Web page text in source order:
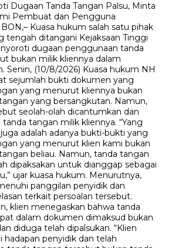
Dugaan Tanda Tangan Palsu, Minta
Pembuat dan Pengguna
Kuasa hukum salah satu pihak
tengah ditangani Kejaksaan Tinggi
dugaan penggunaan tanda
bukan milik kliennya dalam
Senin, (10/8/2026) Kuasa hukum NH
sejumlah bukti dokumen yang
yang menurut kliennya bukan
yang bersangkutan. Namun,
seolah-olah dicantumkan dan
tangan milik kliennya. “Yang
adalah adanya bukti-bukti yang
yang menurut klien kami bukan
beliau. Namun, tanda tangan
dipaksakan untuk dianggap sebagai
ujar kuasa hukum. Menurutnya,
panggilan penyidik dan
terkait persoalan tersebut.
klien menegaskan bahwa tanda
dalam dokumen dimaksud bukan
diduga telah dipalsukan. “Klien
hadapan penyidik dan telah